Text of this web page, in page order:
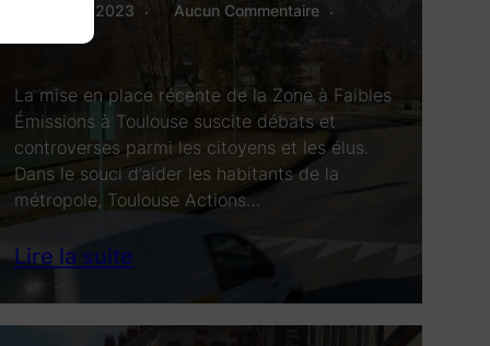
23 Février 2023
Aucun Commentaire
La mise en place récente de la Zone à Faibles
Émissions à Toulouse suscite débats et
controverses parmi les citoyens et les élus.
Dans le souci d’aider les habitants de la
métropole, Toulouse Actions…
Lire la suite